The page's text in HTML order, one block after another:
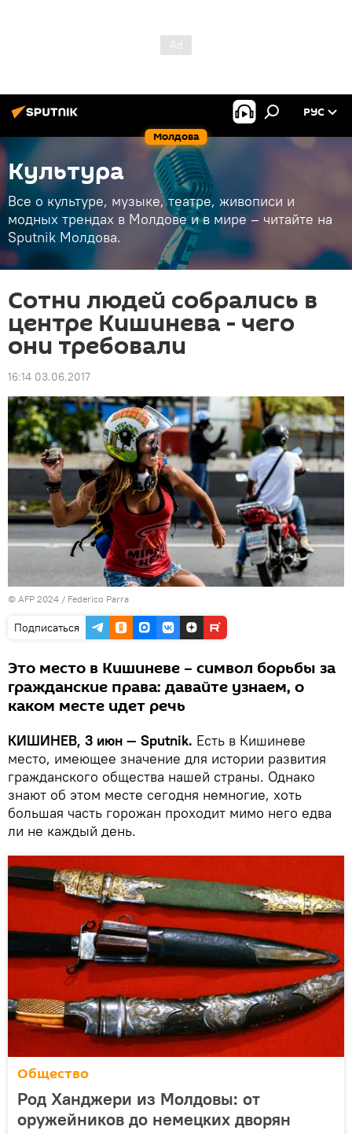
Молдова
РУС
Культура
Все о культуре, музыке, театре, живописи и
модных трендах в Молдове и в мире – читайте на
Sputnik Молдова.
Сотни людей собрались в
центре Кишинева - чего
они требовали
16:14 03.06.2017
© AFP 2024 / Federico Parra
Подписаться
Это место в Кишиневе – символ борьбы за
гражданские права: давайте узнаем, о
каком месте идет речь
КИШИНЕВ, 3 июн — Sputnik. Есть в Кишиневе
место, имеющее значение для истории развития
гражданского общества нашей страны. Однако
знают об этом месте сегодня немногие, хоть
большая часть горожан проходит мимо него едва
ли не каждый день.
Общество
Род Ханджери из Молдовы: от
оружейников до немецких дворян